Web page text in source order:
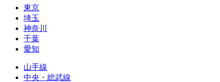
東京
埼玉
神奈川
千葉
愛知
山手線
中央・総武線